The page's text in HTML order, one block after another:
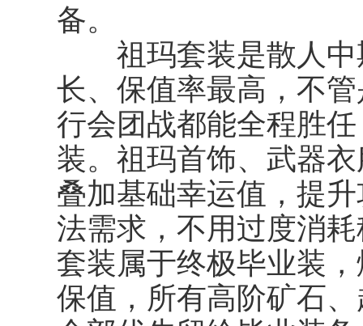
备。
祖玛套装是散人中
长、保值率最高，不
行会团战都能全程胜
装。祖玛首饰、武器
叠加基础幸运值，提
法需求，不用过度消
套装属于终极毕业装
保值，所有高阶矿石